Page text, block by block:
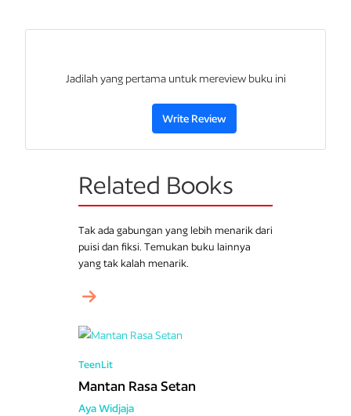
Jadilah yang pertama untuk mereview buku ini
Write Review
Related Books
Tak ada gabungan yang lebih menarik dari
puisi dan fiksi. Temukan buku lainnya
yang tak kalah menarik.
TeenLit
Mantan Rasa Setan
Aya Widjaja